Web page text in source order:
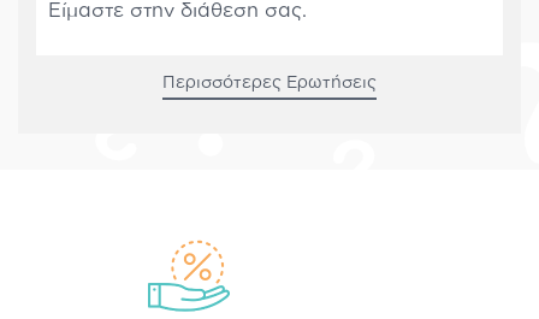
Είμαστε στην διάθεση σας.
Περισσότερες Ερωτήσεις